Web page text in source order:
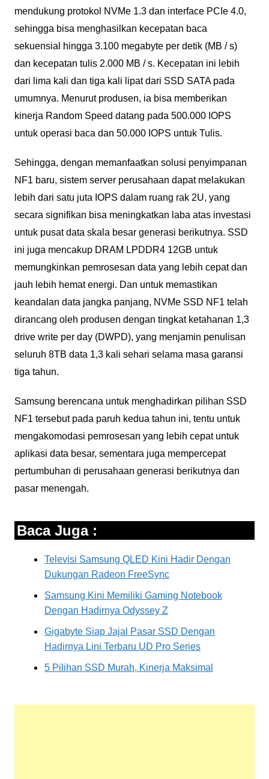
mendukung protokol NVMe 1.3 dan interface PCIe 4.0,
sehingga bisa menghasilkan kecepatan baca
sekuensial hingga 3.100 megabyte per detik (MB / s)
dan kecepatan tulis 2.000 MB / s. Kecepatan ini lebih
dari lima kali dan tiga kali lipat dari SSD SATA pada
umumnya. Menurut produsen, ia bisa memberikan
kinerja Random Speed datang pada 500.000 IOPS
untuk operasi baca dan 50.000 IOPS untuk Tulis.
Sehingga, dengan memanfaatkan solusi penyimpanan
NF1 baru, sistem server perusahaan dapat melakukan
lebih dari satu juta IOPS dalam ruang rak 2U, yang
secara signifikan bisa meningkatkan laba atas investasi
untuk pusat data skala besar generasi berikutnya. SSD
ini juga mencakup DRAM LPDDR4 12GB untuk
memungkinkan pemrosesan data yang lebih cepat dan
jauh lebih hemat energi. Dan untuk memastikan
keandalan data jangka panjang, NVMe SSD NF1 telah
dirancang oleh produsen dengan tingkat ketahanan 1,3
drive write per day (DWPD), yang menjamin penulisan
seluruh 8TB data 1,3 kali sehari selama masa garansi
tiga tahun.
Samsung berencana untuk menghadirkan pilihan SSD
NF1 tersebut pada paruh kedua tahun ini, tentu untuk
mengakomodasi pemrosesan yang lebih cepat untuk
aplikasi data besar, sementara juga mempercepat
pertumbuhan di perusahaan generasi berikutnya dan
pasar menengah.
Baca Juga :
Televisi Samsung QLED Kini Hadir Dengan
Dukungan Radeon FreeSync
Samsung Kini Memiliki Gaming Notebook
Dengan Hadirnya Odyssey Z
Gigabyte Siap Jajal Pasar SSD Dengan
Hadirnya Lini Terbaru UD Pro Series
5 Pilihan SSD Murah, Kinerja Maksimal